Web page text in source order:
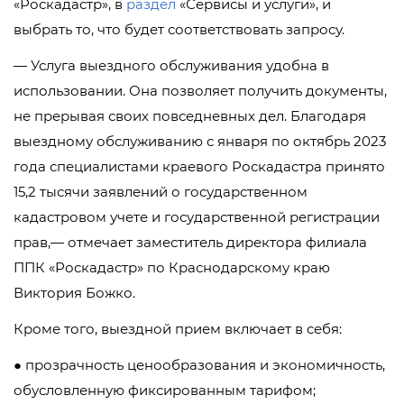
«Роскадастр», в раздел «Сервисы и услуги», и
выбрать то, что будет соответствовать запросу.
— Услуга выездного обслуживания удобна в
использовании. Она позволяет получить документы,
не прерывая своих повседневных дел. Благодаря
выездному обслуживанию с января по октябрь 2023
года специалистами краевого Роскадастра принято
15,2 тысячи заявлений о государственном
кадастровом учете и государственной регистрации
прав,— отмечает заместитель директора филиала
ППК «Роскадастр» по Краснодарскому краю
Виктория Божко.
Кроме того, выездной прием включает в себя:
● прозрачность ценообразования и экономичность,
обусловленную фиксированным тарифом;